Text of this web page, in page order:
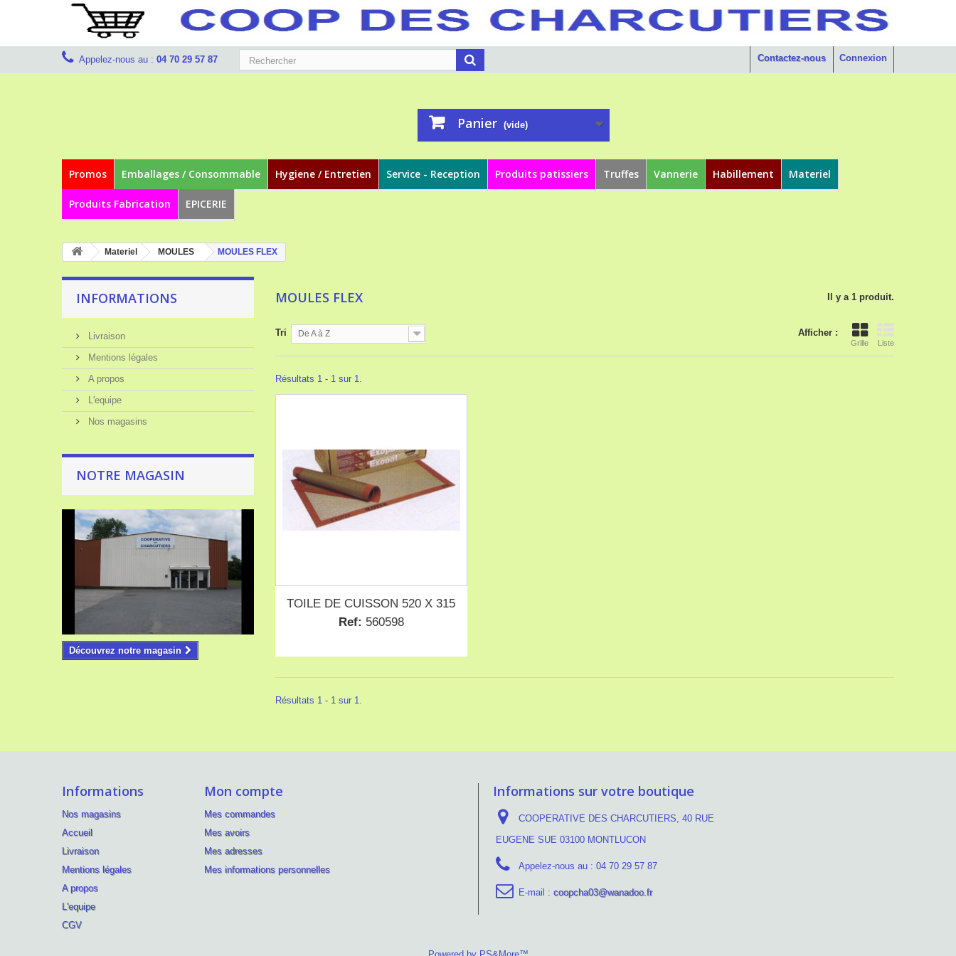
Connexion
Contactez-nous
Appelez-nous au : 04 70 29 57 87
Panier (vide)
Promos Emballages / Consommable Hygiene / Entretien Service - Reception Produits patissiers Truffes Vannerie Habillement Materiel
Produits Fabrication EPICERIE
Materiel MOULES MOULES FLEX
INFORMATIONS
Livraison
Mentions légales
A propos
L'equipe
Nos magasins
NOTRE MAGASIN
Découvrez notre magasin
MOULES FLEX Il y a 1 produit.
Afficher :
Grille Liste
Tri De A à Z
Résultats 1 - 1 sur 1.
TOILE DE CUISSON 520 X 315
Ref: 560598
Résultats 1 - 1 sur 1.
Informations
Nos magasins
Accueil
Livraison
Mentions légales
A propos
L'equipe
CGV
Mon compte
Mes commandes
Mes avoirs
Mes adresses
Mes informations personnelles
Informations sur votre boutique
COOPERATIVE DES CHARCUTIERS, 40 RUE
EUGENE SUE 03100 MONTLUCON
Appelez-nous au : 04 70 29 57 87
E-mail : coopcha03@wanadoo.fr